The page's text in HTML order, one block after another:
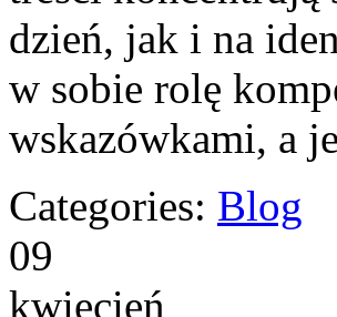
dzień, jak i na
w sobie rolę
wskazówkami, a
Categories: Blog
09
kwiecień